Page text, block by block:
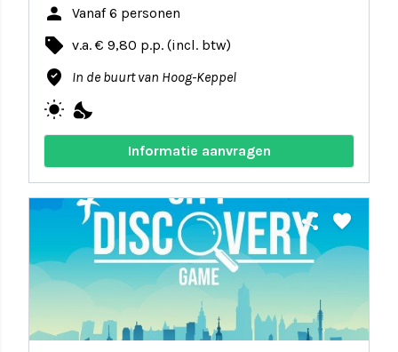
person Vanaf 6 personen
local_offer v.a. € 9,80 p.p. (incl. btw)
where_to_vote In de buurt van Hoog-Keppel
wb_sunny nights_stay
Informatie aanvragen
share favorite